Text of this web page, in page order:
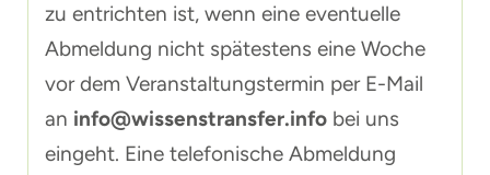
zu entrichten ist, wenn eine eventuelle
Abmeldung nicht spätestens eine Woche
vor dem Veranstaltungstermin per E-Mail
an info@wissenstransfer.info bei uns
eingeht. Eine telefonische Abmeldung